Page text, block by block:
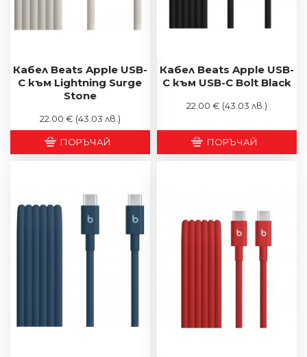
Кабел Beats Apple USB-
C към Lightning Surge
Stone
22.00 € (43.03 лв.)
ПОРЪЧАЙ
Кабел Beats Apple USB-
C към USB-C Bolt Black
22.00 € (43.03 лв.)
ПОРЪЧАЙ